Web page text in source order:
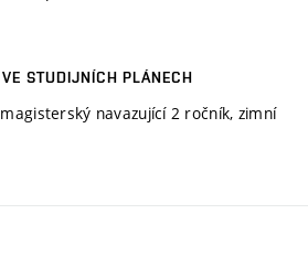
STUDIJNÍCH PLÁNECH
magisterský navazující 2 ročník, zimní